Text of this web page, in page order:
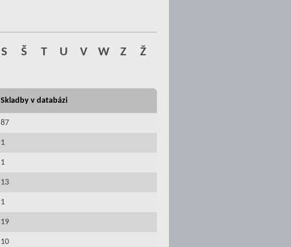
S Š T U V W Z Ž
Skladby v databázi
87
1
1
13
1
19
10